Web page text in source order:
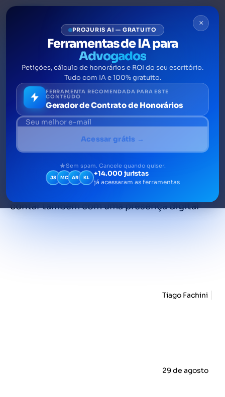
Escritório virtual de
advocacia: como montar o
seu [dicas práticas]
Um escritório virtual de advocacia nada mais
é do que a estrutura do escritório jurídico em
ambiente virtual. Antes, para se ter sucesso
na advocacia era essencial contar com uma
contar também com uma presença digital
Tiago Fachini
29 de agosto
×
PROJURIS AI — GRATUITO
Ferramentas de IA para
Advogados
Petições, cálculo de honorários e ROI do seu escritório.
Tudo com IA e 100% gratuito.
FERRAMENTA RECOMENDADA PARA ESTE
CONTEÚDO
Gerador de Contrato de Honorários
Acessar grátis →
Sem spam. Cancele quando quiser.
JS MC AR KL +14.000 juristas
já acessaram as ferramentas